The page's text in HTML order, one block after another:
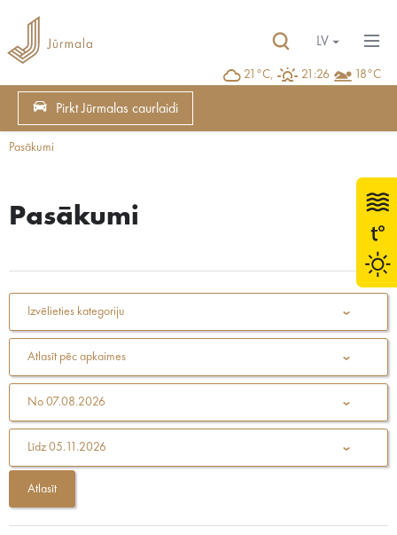
21°C, 21:26 18°C
LV
Pirkt Jūrmalas caurlaidi
Pasākumi
Pasākumi
Izvēlieties kategoriju
Atlasīt pēc apkaimes
No 07.08.2026
Līdz05.11.2026